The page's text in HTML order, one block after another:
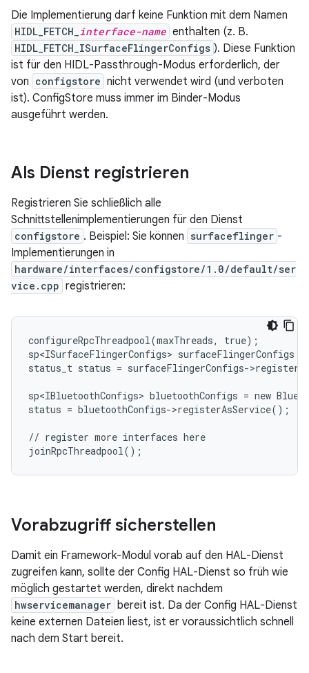
Die Implementierung darf keine Funktion mit dem Namen
HIDL_FETCH_ interface-name enthalten (z. B.
HIDL_FETCH_ISurfaceFlingerConfigs ). Diese Funktion
ist für den HIDL-Passthrough-Modus erforderlich, der
von configstore nicht verwendet wird (und verboten
ist). ConfigStore muss immer im Binder-Modus
ausgeführt werden.
Als Dienst registrieren
Registrieren Sie schließlich alle
Schnittstellenimplementierungen für den Dienst
configstore . Beispiel: Sie können surfaceflinger -
Implementierungen in
hardware/interfaces/configstore/1.0/default/ser
vice.cpp registrieren:
configureRpcThreadpool(maxThreads, true);
sp<ISurfaceFlingerConfigs> surfaceFlingerConfigs
status_t status = surfaceFlingerConfigs-
sp<IBluetoothConfigs> bluetoothConfigs = new
status = bluetoothConfigs->registerAsService();
// register more interfaces here
Vorabzugriff sicherstellen
Damit ein Framework-Modul vorab auf den HAL-Dienst
zugreifen kann, sollte der Config HAL-Dienst so früh wie
möglich gestartet werden, direkt nachdem
hwservicemanager bereit ist. Da der Config HAL-Dienst
keine externen Dateien liest, ist er voraussichtlich schnell
nach dem Start bereit.